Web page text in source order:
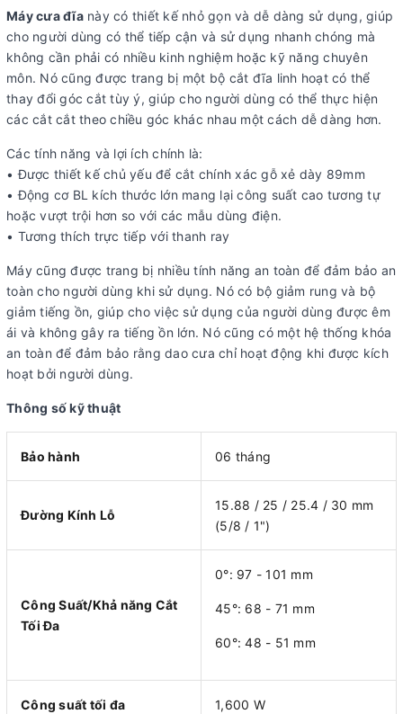
Máy cưa đĩanày có thiết kế nhỏ gọn và dễ dàng sử dụng, giúp
cho người dùng có thể tiếp cận và sử dụng nhanh chóng mà
không cần phải có nhiều kinh nghiệm hoặc kỹ năng chuyên
môn. Nó cũng được trang bị một bộ cắt đĩa linh hoạt có thể
thay đổi góc cắt tùy ý, giúp cho người dùng có thể thực hiện
các cắt cắt theo chiều góc khác nhau một cách dễ dàng hơn.
Các tính năng và lợi ích chính là:
• Được thiết kế chủ yếu để cắt chính xác gỗ xẻ dày 89mm
• Động cơ BL kích thước lớn mang lại công suất cao tương tự
hoặc vượt trội hơn so với các mẫu dùng điện.
• Tương thích trực tiếp với thanh ray
Máy cũng được trang bị nhiều tính năng an toàn để đảm bảo an
toàn cho người dùng khi sử dụng. Nó có bộ giảm rung và bộ
giảm tiếng ồn, giúp cho việc sử dụng của người dùng được êm
ái và không gây ra tiếng ồn lớn. Nó cũng có một hệ thống khóa
an toàn để đảm bảo rằng dao cưa chỉ hoạt động khi được kích
hoạt bởi người dùng.
Thông số kỹ thuật
Bảo hành 06 tháng
Đường Kính Lỗ
15.88 / 25 / 25.4 / 30 mm
(5/8 / 1")
Công Suất/Khả năng Cắt
Tối Đa
0°: 97 - 101 mm
45°: 68 - 71 mm
60°: 48 - 51 mm
Công suất tối đa 1,600 W